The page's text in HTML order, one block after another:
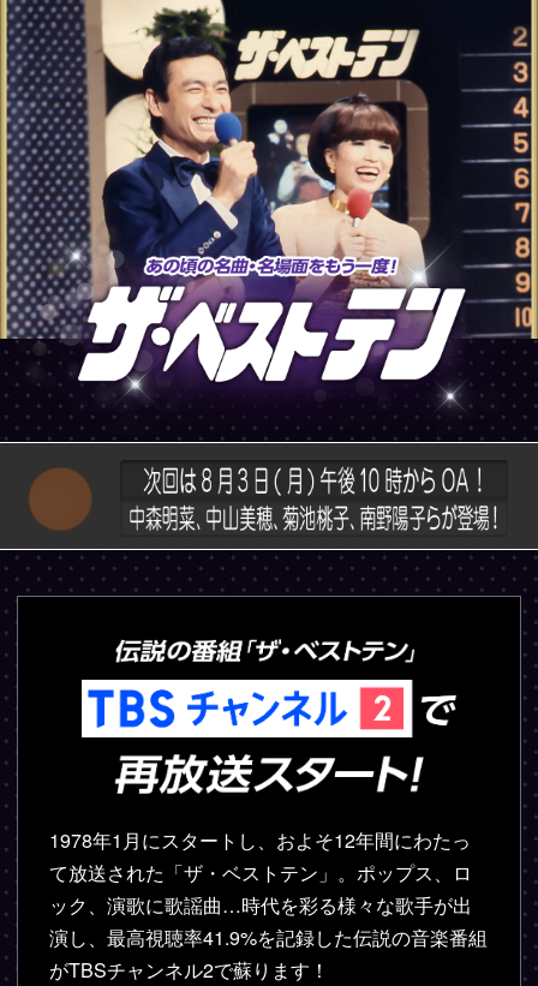
1978年1月にスタートし、およそ12年間にわたっ
て放送された「ザ・ベストテン」。ポップス、ロ
ック、演歌に歌謡曲…時代を彩る様々な歌手が出
演し、最高視聴率41.9%を記録した伝説の音楽番組
がTBSチャンネル2で蘇ります！